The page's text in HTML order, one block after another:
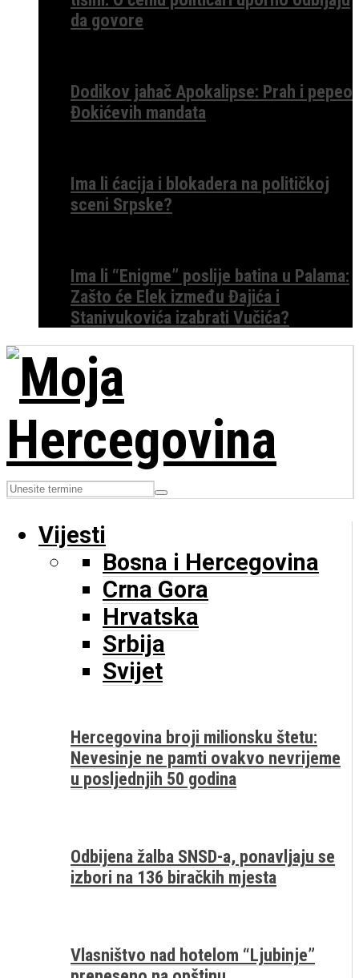
da govore
Dodikov jahač Apokalipse: Prah i pepeo
Đokićevih mandata
Ima li ćacija i blokadera na političkoj
sceni Srpske?
Ima li “Enigme” poslije batina u Palama:
Zašto će Elek između Đajića i
Stanivukovića izabrati Vučića?
Vijesti
Bosna i Hercegovina
Crna Gora
Hrvatska
Srbija
Svijet
Hercegovina broji milionsku štetu:
Nevesinje ne pamti ovakvo nevrijeme
u posljednjih 50 godina
Odbijena žalba SNSD-a, ponavljaju se
izbori na 136 biračkih mjesta
Vlasništvo nad hotelom “Ljubinje”